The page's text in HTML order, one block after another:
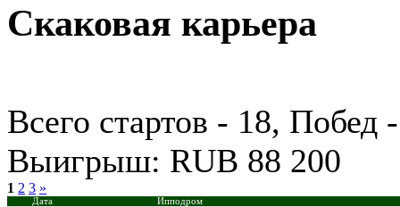
Скаковая карьера
Всего стартов - 18,
Выигрыш: RUB 88 200
1 2 3 »
Дата Ипподром